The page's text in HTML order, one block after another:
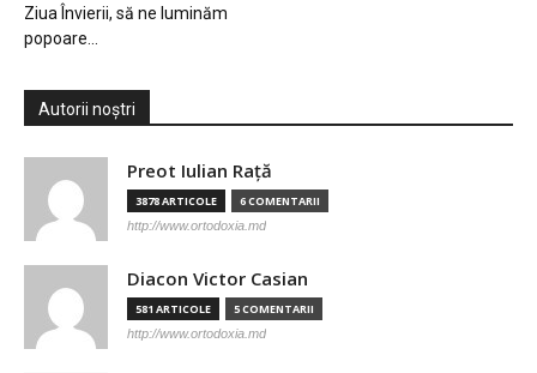
Ziua Învierii, să ne luminăm
popoare…
Autorii noștri
Preot Iulian Raţă
3878 ARTICOLE 6 COMENTARII
http://www.ortodoxia.md
Diacon Victor Casian
581 ARTICOLE 5 COMENTARII
http://www.ortodoxia.md